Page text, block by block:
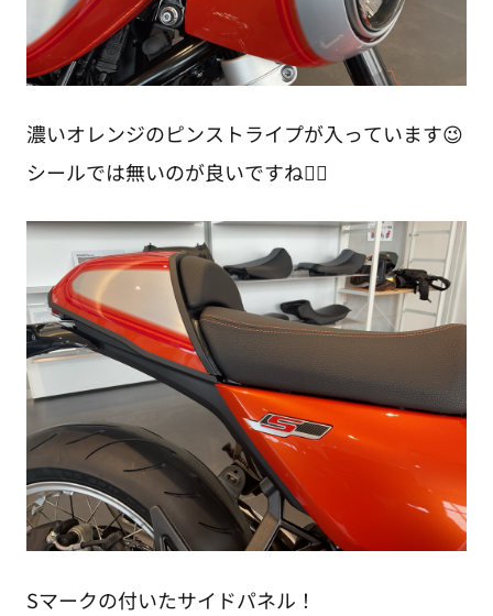
濃いオレンジのピンストライプが入っています😉
シールでは無いのが良いですね👌🏻
Sマークの付いたサイドパネル！